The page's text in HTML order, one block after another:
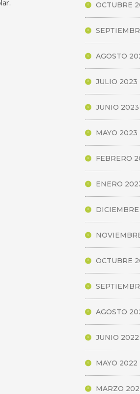
OCTUBRE
AGOSTO
JULIO 2023
JUNIO 2023
MAYO 2023
FEBRERO
ENERO
OCTUBRE
AGOSTO
JUNIO 2022
MAYO 2022
MARZO